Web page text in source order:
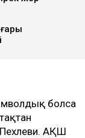
болса
АҚШ